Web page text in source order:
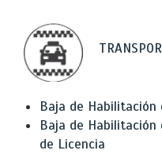
Baja de Habilitación
Baja de Habilitación
de Licencia